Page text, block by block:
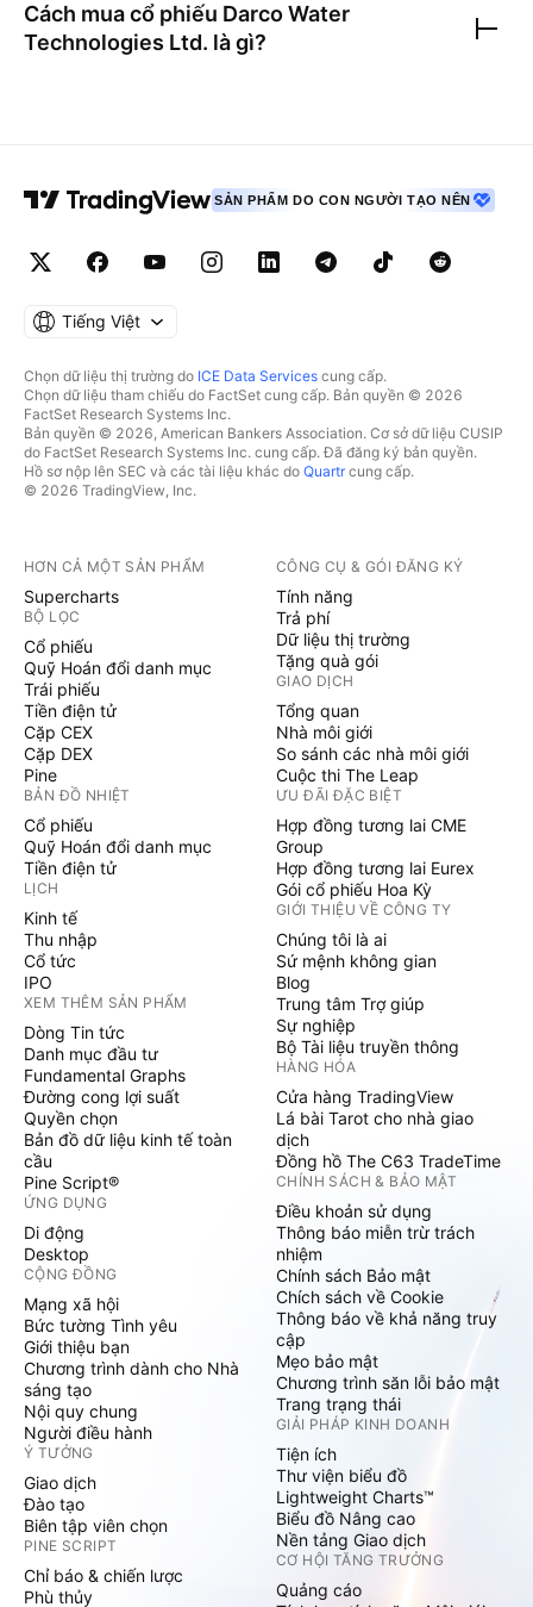
Cách mua cổ phiếu Darco Water
Technologies Ltd. là gì?
SẢN PHẨM DO CON NGƯỜI TẠO NÊN
Tiếng Việt
Chọn dữ liệu thị trường do ICE Data Services cung cấp.
Chọn dữ liệu tham chiếu do FactSet cung cấp. Bản quyền © 2026
FactSet Research Systems Inc.
Bản quyền © 2026, American Bankers Association. Cơ sở dữ liệu CUSIP
do FactSet Research Systems Inc. cung cấp. Đã đăng ký bản quyền.
Hồ sơ nộp lên SEC và các tài liệu khác do Quartrcung cấp.
© 2026 TradingView, Inc.
HƠN CẢ MỘT SẢN PHẨM
Supercharts
BỘ LỌC
Cổ phiếu
Quỹ Hoán đổi danh mục
Trái phiếu
Tiền điện tử
Cặp CEX
Cặp DEX
Pine
BẢN ĐỒ NHIỆT
Cổ phiếu
Quỹ Hoán đổi danh mục
Tiền điện tử
LỊCH
Kinh tế
Thu nhập
Cổ tức
IPO
XEM THÊM SẢN PHẨM
Dòng Tin tức
Danh mục đầu tư
Fundamental Graphs
Đường cong lợi suất
Quyền chọn
Bản đồ dữ liệu kinh tế toàn
cầu
Pine Script®
ỨNG DỤNG
Di động
Desktop
CỘNG ĐỒNG
Mạng xã hội
Bức tường Tình yêu
Giới thiệu bạn
Chương trình dành cho Nhà
sáng tạo
Nội quy chung
Người điều hành
Ý TƯỞNG
Giao dịch
Đào tạo
Biên tập viên chọn
PINE SCRIPT
Chỉ báo & chiến lược
Phù thủy
CÔNG CỤ & GÓI ĐĂNG KÝ
Tính năng
Trả phí
Dữ liệu thị trường
Tặng quà gói
GIAO DỊCH
Tổng quan
Nhà môi giới
So sánh các nhà môi giới
Cuộc thi The Leap
ƯU ĐÃI ĐẶC BIỆT
Hợp đồng tương lai CME
Group
Hợp đồng tương lai Eurex
Gói cổ phiếu Hoa Kỳ
GIỚI THIỆU VỀ CÔNG TY
Chúng tôi là ai
Sứ mệnh không gian
Blog
Trung tâm Trợ giúp
Sự nghiệp
Bộ Tài liệu truyền thông
HÀNG HÓA
Cửa hàng TradingView
Lá bài Tarot cho nhà giao
dịch
Đồng hồ The C63 TradeTime
CHÍNH SÁCH & BẢO MẬT
Điều khoản sử dụng
Thông báo miễn trừ trách
nhiệm
Chính sách Bảo mật
Chích sách về Cookie
Thông báo về khả năng truy
cập
Mẹo bảo mật
Chương trình săn lỗi bảo mật
Trang trạng thái
GIẢI PHÁP KINH DOANH
Tiện ích
Thư viện biểu đồ
Lightweight Charts™
Biểu đồ Nâng cao
Nền tảng Giao dịch
CƠ HỘI TĂNG TRƯỞNG
Quảng cáo